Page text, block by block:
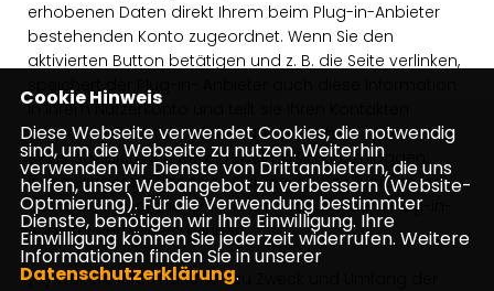
erhobenen Daten direkt Ihrem beim Plug-in-Anbieter
bestehenden Konto zugeordnet. Wenn Sie den
aktivierten Button betätigen und z. B. die Seite verlinken,
speichert der Plug-in- Anbieter auch diese Information
in Ihrem Nutzerkonto und teilt sie Ihren Kontakten
öffentlich mit. Wir empfehlen Ihnen, sich nach Nutzung
eines sozialen Netzwerks regelmäßig auszuloggen,
insbesondere jedoch vor Aktivierung des Buttons, da
Sie so eine Zuordnung zu Ihrem Profil bei dem Plug-in-
Anbieter vermeiden können.
(5) Weitere Informationen zu Zweck und Umfang der
Cookie Hinweis
Diese Webseite verwendet Cookies, die notwendig
sind, um die Webseite zu nutzen. Weiterhin
verwenden wir Dienste von Drittanbietern, die uns
helfen, unser Webangebot zu verbessern (Website-
Optmierung). Für die Verwendung bestimmter
Dienste, benötigen wir Ihre Einwilligung. Ihre
Einwilligung können Sie jederzeit widerrufen. Weitere
Informationen finden Sie in unserer
Datenschutzerklärung.